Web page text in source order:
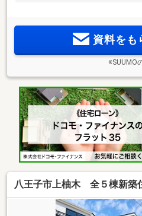
資料をも
※SUUMO
八王子市上柚木 全５棟新築